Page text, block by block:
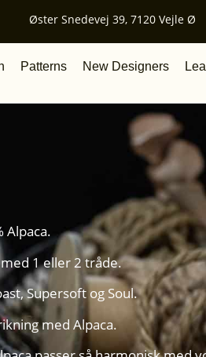
Øster Snedevej 39, 7120 Vejle Ø
Patterns New Designers
Alpaca.
1 eller 2 tråde.
Supersoft og Soul.
med Alpaca.